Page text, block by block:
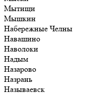
Мытищи
Мышкин
Набережные Челны
Навашино
Наволоки
Надым
Назарово
Назрань
Называевск